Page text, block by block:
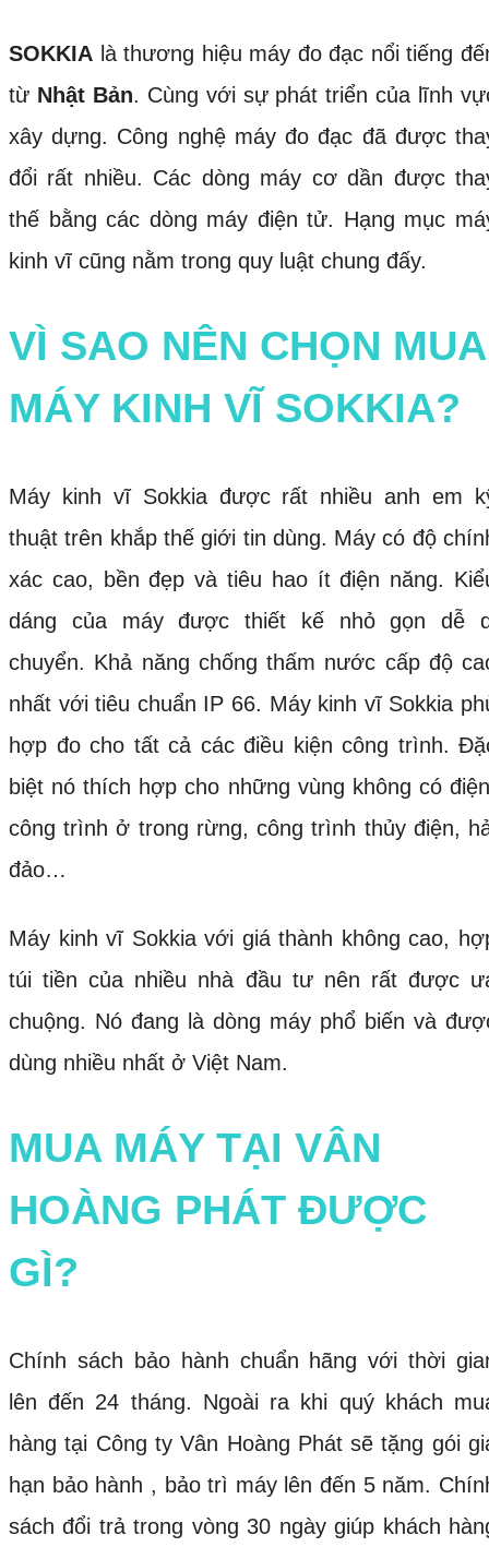
SOKKIA là thương hiệu máy đo đạc nổi tiếng
từ Nhật Bản. Cùng với sự phát triển của lĩnh
xây dựng. Công nghệ máy đo đạc đã được
đổi rất nhiều. Các dòng máy cơ dần được
thế bằng các dòng máy điện tử. Hạng mục
kinh vĩ cũng nằm trong quy luật chung đấy.
VÌ SAO NÊN CHỌN MUA
MÁY KINH VĨ SOKKIA?
Máy kinh vĩ Sokkia được rất nhiều anh em
thuật trên khắp thế giới tin dùng. Máy có độ
xác cao, bền đẹp và tiêu hao ít điện năng.
dáng của máy được thiết kế nhỏ gọn dễ
chuyển. Khả năng chống thấm nước cấp độ
nhất với tiêu chuẩn IP 66. Máy kinh vĩ Sokkia
hợp đo cho tất cả các điều kiện công trình.
biệt nó thích hợp cho những vùng không có
công trình ở trong rừng, công trình thủy điện,
đảo…
Máy kinh vĩ Sokkia với giá thành không cao,
túi tiền của nhiều nhà đầu tư nên rất được
chuộng. Nó đang là dòng máy phổ biến và
dùng nhiều nhất ở Việt Nam.
MUA MÁY TẠI VÂN
HOÀNG PHÁT ĐƯỢC
GÌ?
Chính sách bảo hành chuẩn hãng với thời
lên đến 24 tháng. Ngoài ra khi quý khách
hàng tại Công ty Vân Hoàng Phát sẽ tặng gói
hạn bảo hành , bảo trì máy lên đến 5 năm.
sách đổi trả trong vòng 30 ngày giúp khách